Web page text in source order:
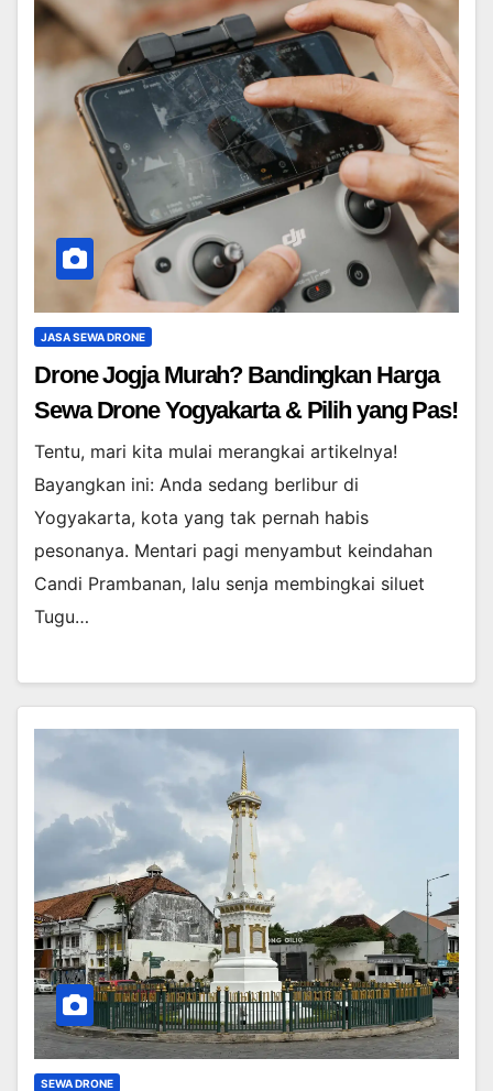
JASA SEWA DRONE
Drone Jogja Murah? Bandingkan Harga
Sewa Drone Yogyakarta & Pilih yang Pas!
Tentu, mari kita mulai merangkai artikelnya!
Bayangkan ini: Anda sedang berlibur di
Yogyakarta, kota yang tak pernah habis
pesonanya. Mentari pagi menyambut keindahan
Candi Prambanan, lalu senja membingkai siluet
Tugu…
SEWA DRONE